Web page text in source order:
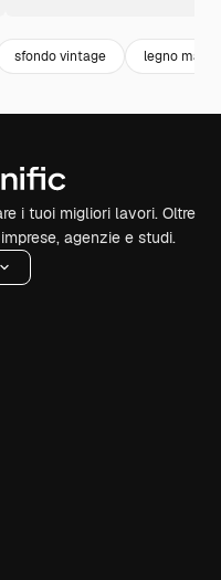
sfondo vintage legno
i tuoi migliori lavori. Oltre
agenzie e studi.